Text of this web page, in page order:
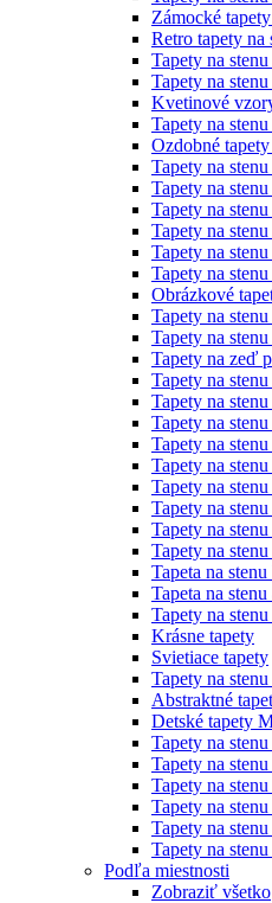
Zámocké
Retro tapety na
Tapety na
Tapety na
Kvetinové
Tapety na
Ozdobné tapety
Tapety na
Tapety na
Tapety na
Tapety na
Tapety na
Tapety na
Obrázkové
Tapety na
Tapety na
Tapety na zeď
Tapety na
Tapety na
Tapety na
Tapety na
Tapety na
Tapety na
Tapety na
Tapety na
Tapety na
Tapeta na
Tapeta na stenu
Tapety na
Krásne tapety
Svietiace tapety
Tapety na
Abstraktné
Detské tapety
Tapety na
Tapety na
Tapety na
Tapety na
Tapety na
Tapety na
Podľa miestnosti
Zobraziť všetko